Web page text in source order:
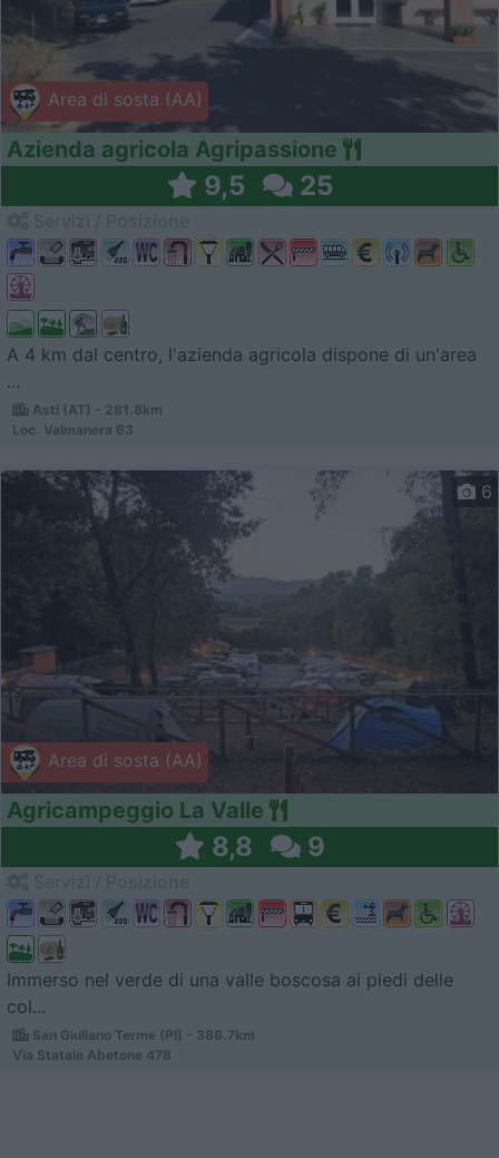
Area di sosta (AA)
Azienda agricola Agripassione
9,5 25
A 4 km dal centro, l'azienda agricola dispone di un'area
...
Asti (AT) - 281.8km
Loc. Valmanera 63
Area di sosta (AA)
6
Agricampeggio La Valle
8,8 9
Immerso nel verde di una valle boscosa ai piedi delle
col...
San Giuliano Terme (PI) - 386.7km
Via Statale Abetone 478